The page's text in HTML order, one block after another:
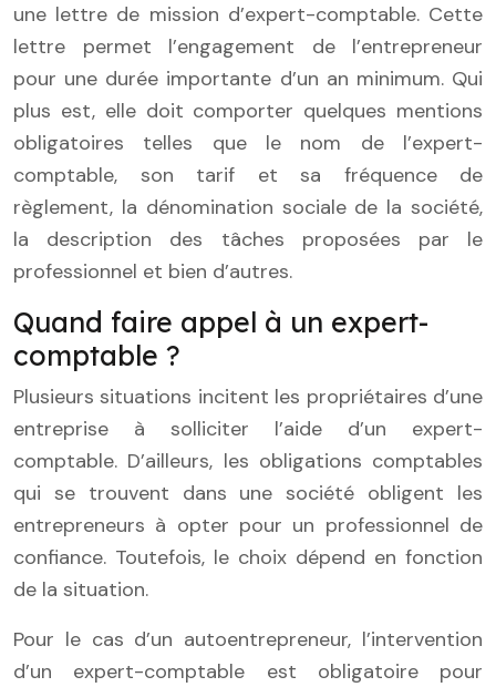
une lettre de mission d’expert-comptable. Cette
lettre permet l’engagement de l’entrepreneur
pour une durée importante d’un an minimum. Qui
plus est, elle doit comporter quelques mentions
obligatoires telles que le nom de l’expert-
comptable, son tarif et sa fréquence de
règlement, la dénomination sociale de la société,
la description des tâches proposées par le
professionnel et bien d’autres.
Quand faire appel à un expert-
comptable ?
Plusieurs situations incitent les propriétaires d’une
entreprise à solliciter l’aide d’un expert-
comptable. D’ailleurs, les obligations comptables
qui se trouvent dans une société obligent les
entrepreneurs à opter pour un professionnel de
confiance. Toutefois, le choix dépend en fonction
de la situation.
Pour le cas d’un autoentrepreneur, l’intervention
d’un expert-comptable est obligatoire pour